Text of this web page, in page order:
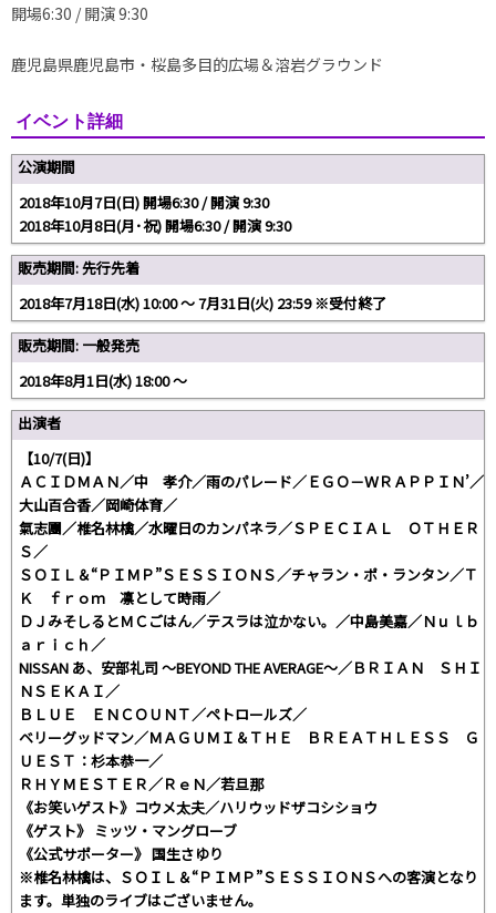
開場6:30 / 開演 9:30
鹿児島県鹿児島市・桜島多目的広場＆溶岩グラウンド
イベント詳細
公演期間
2018年10月7日(日) 開場6:30 / 開演 9:30
2018年10月8日(月･祝) 開場6:30 / 開演 9:30
販売期間: 先行先着
2018年7月18日(水) 10:00 〜 7月31日(火) 23:59 ※受付終了
販売期間: 一般発売
2018年8月1日(水) 18:00 〜
出演者
【10/7(日)】
ＡＣＩＤＭＡＮ／中 孝介／雨のパレード／ＥＧＯ－ＷＲＡＰＰＩＮ’／
大山百合香／岡崎体育／
氣志團／椎名林檎／水曜日のカンパネラ／ＳＰＥＣＩＡＬ ＯＴＨＥＲ
Ｓ／
ＳＯＩＬ＆“ＰＩＭＰ”ＳＥＳＳＩＯＮＳ／チャラン・ポ・ランタン／Ｔ
Ｋ ｆｒｏｍ 凛として時雨／
ＤＪみそしるとＭＣごはん／テスラは泣かない。／中島美嘉／Ｎｕｌｂ
ａｒｉｃｈ／
NISSAN あ、安部礼司 ～BEYOND THE AVERAGE～／ＢＲＩＡＮ ＳＨＩ
ＮＳＥＫＡＩ／
ＢＬＵＥ ＥＮＣＯＵＮＴ／ペトロールズ／
ベリーグッドマン／ＭＡＧＵＭＩ＆ＴＨＥ ＢＲＥＡＴＨＬＥＳＳ Ｇ
ＵＥＳＴ：杉本恭一／
ＲＨＹＭＥＳＴＥＲ／ＲｅＮ／若旦那
《お笑いゲスト》コウメ太夫／ハリウッドザコシショウ
《ゲスト》 ミッツ・マングローブ
《公式サポーター》 国生さゆり
※椎名林檎は、ＳＯＩＬ＆“ＰＩＭＰ”ＳＥＳＳＩＯＮＳへの客演となり
ます。単独のライブはございません。